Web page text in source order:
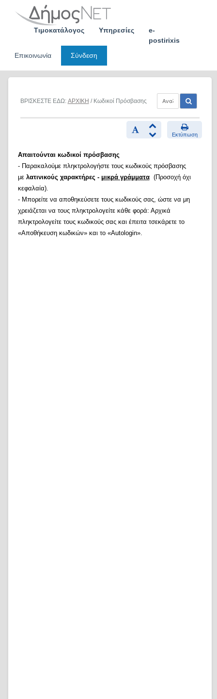
Τιμοκατάλογος Υπηρεσίες
e-
postirixis
Επικοινωνία
Σύνδεση
ΒΡΙΣΚΕΣΤΕ ΕΔΩ: ΑΡΧΙΚΗ / Κωδικοί Πρόσβασης
Εκτύπωση
Απαιτούνται κωδικοί πρόσβασης
- Παρακαλούμε πληκτρολογήστε τους κωδικούς πρόσβασης
με λατινικούς χαρακτήρες - μικρά γράμματα(Προσοχή όχι
κεφαλαία).
- Μπορείτε να αποθηκεύσετε τους κωδικούς σας, ώστε να μη
χρειάζεται να τους πληκτρολογείτε κάθε φορά: Αρχικά
πληκτρολογείτε τους κωδικούς σας και έπειτα τσεκάρετε το
«Αποθήκευση κωδικών» και το «Autologin».